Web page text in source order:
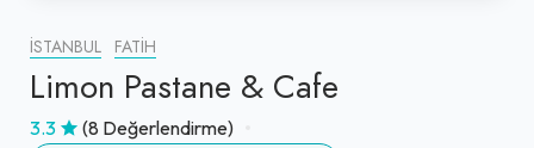
İSTANBUL FATIH
Limon Pastane & Cafe
3.3 (8 Değerlendirme)